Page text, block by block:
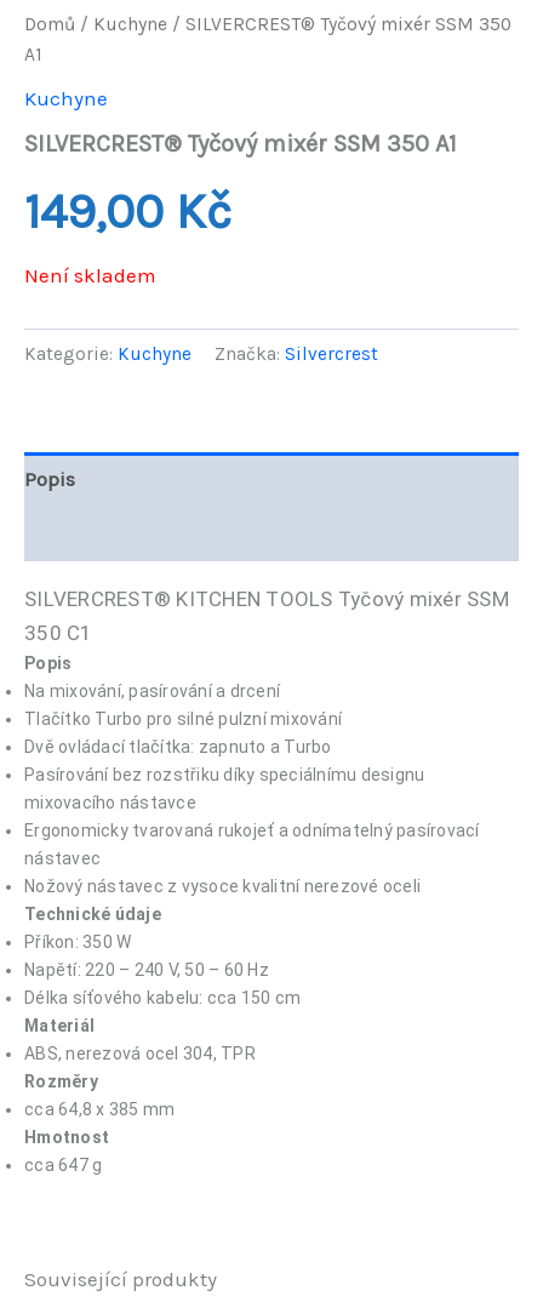
Domů / Kuchyne / SILVERCREST® Tyčový mixér SSM 350
A1
Kuchyne
SILVERCREST® Tyčový mixér SSM 350 A1
149,00 Kč
Není skladem
Kategorie: Kuchyne Značka: Silvercrest
Popis
SILVERCREST® KITCHEN TOOLS Tyčový mixér SSM
350 C1
Popis
Na mixování, pasírování a drcení
Tlačítko Turbo pro silné pulzní mixování
Dvě ovládací tlačítka: zapnuto a Turbo
Pasírování bez rozstřiku díky speciálnímu designu
mixovacího nástavce
Ergonomicky tvarovaná rukojeť a odnímatelný pasírovací
nástavec
Nožový nástavec z vysoce kvalitní nerezové oceli
Technické údaje
Příkon: 350 W
Napětí: 220 – 240 V, 50 – 60 Hz
Délka síťového kabelu: cca 150 cm
Materiál
ABS, nerezová ocel 304, TPR
Rozměry
cca 64,8 x 385 mm
Hmotnost
cca 647 g
Související produkty